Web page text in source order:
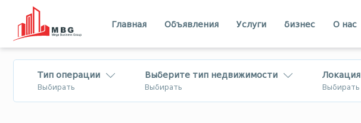
Главная Объявления Услуги бизнес О нас
Тип операции
Выбирать
Выберите тип недвижимости
Выбирать
Локация
Выбирать